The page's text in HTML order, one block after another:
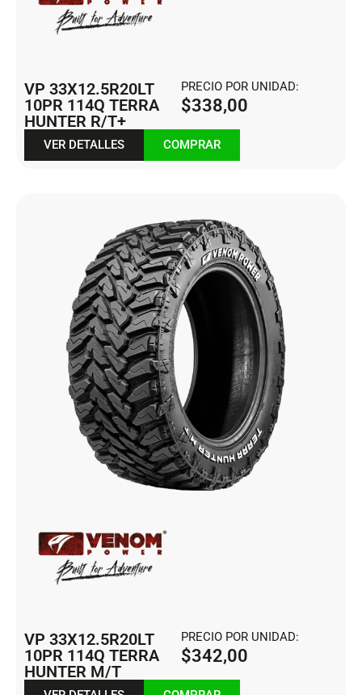
VP 33X12.5R20LT
10PR 114Q TERRA
HUNTER R/T+
PRECIO POR UNIDAD:
$338,00
VER DETALLES COMPRAR
VP 33X12.5R20LT
10PR 114Q TERRA
HUNTER M/T
PRECIO POR UNIDAD:
$342,00